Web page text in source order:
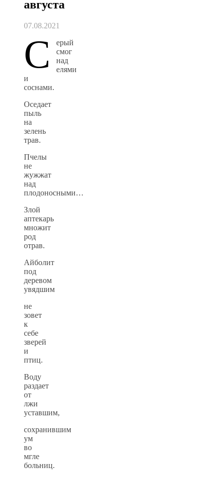
августа
07.08.2021
С
ерый
смог
над
елями
и
соснами.
Оседает
пыль
на
зелень
трав.
Пчелы
не
жужжат
над
плодоносными…
Злой
аптекарь
множит
род
отрав.
Айболит
под
деревом
увядшим
не
зовет
к
себе
зверей
и
птиц.
Воду
раздает
от
лжи
уставшим,
сохранившим
ум
во
мгле
больниц.